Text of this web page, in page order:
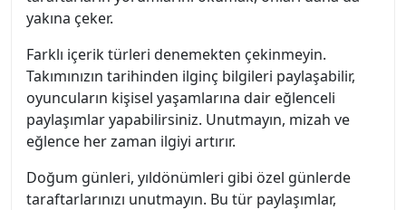
yakına çeker.
Farklı içerik türleri denemekten çekinmeyin.
Takımınızın tarihinden ilginç bilgileri paylaşabilir,
oyuncuların kişisel yaşamlarına dair eğlenceli
paylaşımlar yapabilirsiniz. Unutmayın, mizah ve
eğlence her zaman ilgiyi artırır.
Doğum günleri, yıldönümleri gibi özel günlerde
taraftarlarınızı unutmayın. Bu tür paylaşımlar,